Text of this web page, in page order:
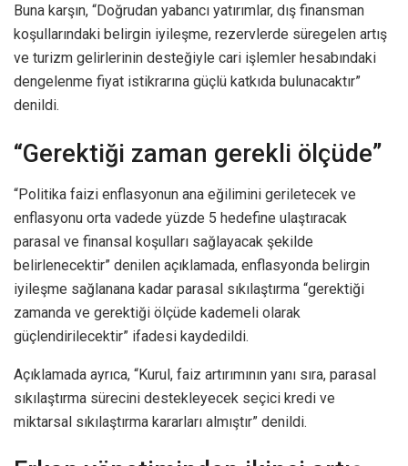
Buna karşın, “Doğrudan yabancı yatırımlar, dış finansman
koşullarındaki belirgin iyileşme, rezervlerde süregelen artış
ve turizm gelirlerinin desteğiyle cari işlemler hesabındaki
dengelenme fiyat istikrarına güçlü katkıda bulunacaktır”
denildi.
“Gerektiği zaman gerekli ölçüde”
“Politika faizi enflasyonun ana eğilimini geriletecek ve
enflasyonu orta vadede yüzde 5 hedefine ulaştıracak
parasal ve finansal koşulları sağlayacak şekilde
belirlenecektir” denilen açıklamada, enflasyonda belirgin
iyileşme sağlanana kadar parasal sıkılaştırma “gerektiği
zamanda ve gerektiği ölçüde kademeli olarak
güçlendirilecektir” ifadesi kaydedildi.
Açıklamada ayrıca, “Kurul, faiz artırımının yanı sıra, parasal
sıkılaştırma sürecini destekleyecek seçici kredi ve
miktarsal sıkılaştırma kararları almıştır” denildi.